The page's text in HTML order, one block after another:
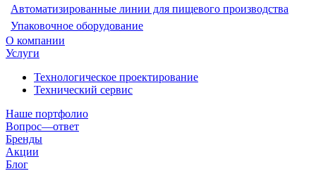
Автоматизированные линии для пищевого производства
Упаковочное оборудование
О компании
Услуги
Технологическое проектирование
Технический сервис
Наше портфолио
Вопрос—ответ
Бренды
Акции
Блог